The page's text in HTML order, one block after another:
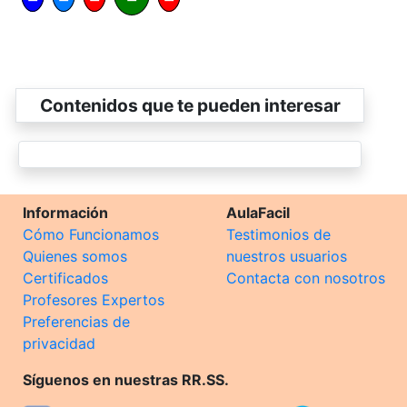
Contenidos que te pueden interesar
Información
Cómo Funcionamos
Quienes somos
Certificados
Profesores Expertos
Preferencias de
privacidad
AulaFacil
Testimonios de
nuestros usuarios
Contacta con nosotros
Síguenos en nuestras RR.SS.